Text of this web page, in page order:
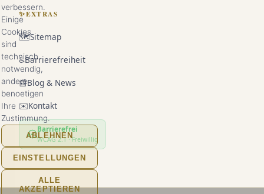
✨EXTRAS
🗺️Sitemap
♿Barrierefreiheit
📰Blog & News
✉️Kontakt
Barrierefrei
WCAG 2.1 · Freiwillig
verbessern.
Einige
Cookies
sind
technisch
notwendig,
andere
benoetigen
Ihre
Zustimmung.
ABLEHNEN
EINSTELLUNGEN
ALLE
AKZEPTIEREN